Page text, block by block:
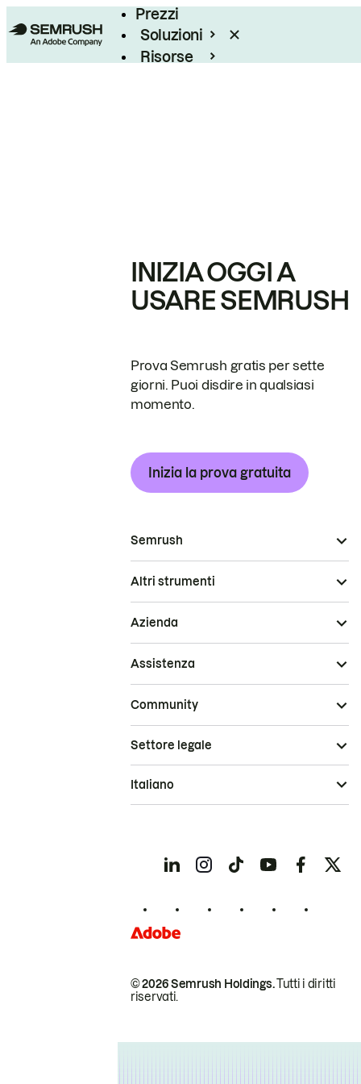
Prezzi
Soluzioni
Risorse
INIZIA OGGI A
USARE SEMRUSH
Prova Semrush gratis per sette
giorni. Puoi disdire in qualsiasi
momento.
Inizia la prova gratuita
Semrush
Altri strumenti
Azienda
Assistenza
Community
© 2026 Semrush Holdings.Tutti i diritti
riservati.
Settore legale
Italiano